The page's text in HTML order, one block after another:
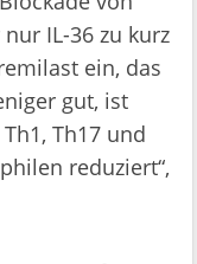
IL-36 zu kurz
ein, das
gut, ist
Th17 und
reduziert“,